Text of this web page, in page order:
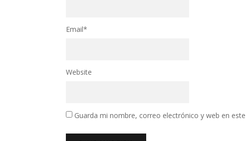
Email*
Website
Guarda mi nombre, correo electrónico y web en